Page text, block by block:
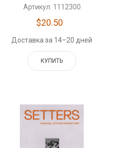
Артикул: 1112300
$20.50
Доставка за 14–20 дней
КУПИТЬ